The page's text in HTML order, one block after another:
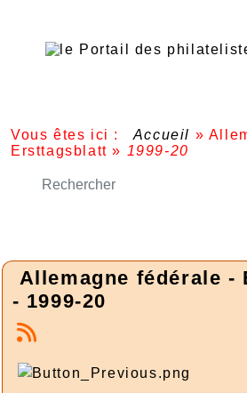
Vous êtes ici : Accueil »
Ersttagsblatt » 1999-20
Allemagne fédérale -
- 1999-20